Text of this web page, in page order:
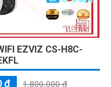
EZVIZ CS-H8C-
₫
1,800,000 ₫